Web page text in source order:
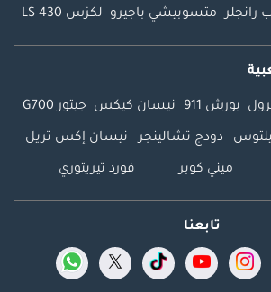
رانجلر متسوبيشي باجيرو لكزس LS 430
بورش 911 نيسان كيكس جيتور G700
دودج تشالينجر نيسان إكس تريل
ميني كوبر فورد تيريتوري
تابعنا